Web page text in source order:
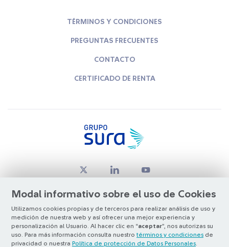
Modal informativo sobre el uso de Cookies
Utilizamos cookies propias y de terceros para realizar análisis de uso y
medición de nuestra web y así ofrecer una mejor experiencia y
personalización al Usuario. Al hacer clic en “aceptar”, nos autorizas su
uso. Para más información consulta nuestro términos y condiciones de
privacidad o nuestra Política de protección de Datos Personales
TÉRMINOS Y CONDICIONES
PREGUNTAS FRECUENTES
CONTACTO
CERTIFICADO DE RENTA
© Copyright Grupo SURA 2026